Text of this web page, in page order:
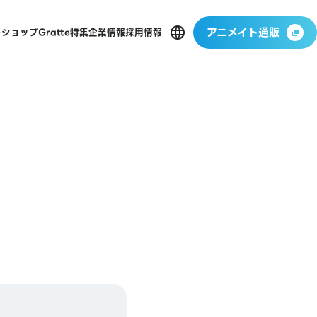
ョップGratte特集企業情報採用情報 アニメイト通販